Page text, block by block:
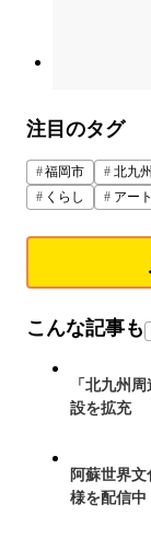
注目のタグ
福岡市 北九
くらし
アート
こんな記事も
「北九州
設を拡充
阿蘇世界
様を配信中